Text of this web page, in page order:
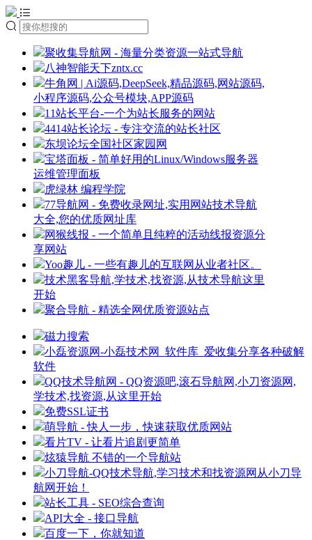
聚收集导航网 - 海量分类资源一站式导航
八神智能天下zntx.cc
牛角网 | Ai源码,DeepSeek,精品源码,网站源码,
小程序源码,公众号模块,APP源码
11站长平台-一个为站长服务的网站
4414站长论坛 - 专注交流的站长社区
东坝论坛全国社区家园网
宝塔面板 - 简单好用的Linux/Windows服务器
运维管理面板
虎绿林 编程学院
77导航网 - 免费收录网址,实用网站技术导航
大全,您的优质网址库
网猴线报 - 一个简单且纯粹的活动线报资源分
享网站
Yoo趣儿 - 一些有趣儿的互联网从业者社区。
技术黑客导航,学技术,找资源,从技术导航这里
开始
聚合导航 - 精选全网优质资源站点
磁力搜索
小磊资源网-小磊技术网_软件库_爱收集分享各种破解
软件
QQ技术导航网 - QQ资源吧,滚石导航网,小刀资源网,
学技术,找资源,从这里开始
免费SSL证书
萌导航 - 快人一步，快速获取优质网站
看片TV - 让看片追剧更简单
炫猿导航 不错的一个导航站
小刀导航-QQ技术导航,学习技术和找资源网从小刀导
航网开始！
站长工具 - SEO综合查询
API大全 - 接口导航
百度一下，你就知道